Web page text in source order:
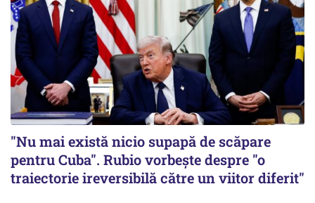
"Nu mai există nicio supapă de scăpare
pentru Cuba". Rubio vorbește despre "o
traiectorie ireversibilă către un viitor diferit"